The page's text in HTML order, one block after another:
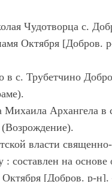
Чудотворца с.
Октября
в с. Трубетчино
Михаила Архангела
власти
на основе
Октября [Добров. р-